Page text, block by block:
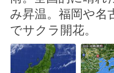
み昇温。福岡や名
でサクラ開花。